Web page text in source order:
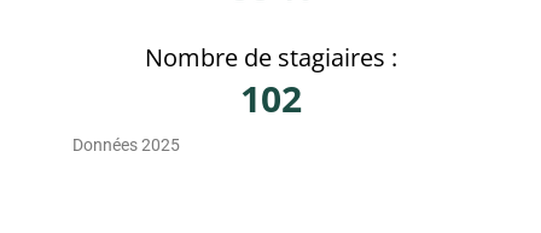
Nombre de stagiaires :
102
Données 2025